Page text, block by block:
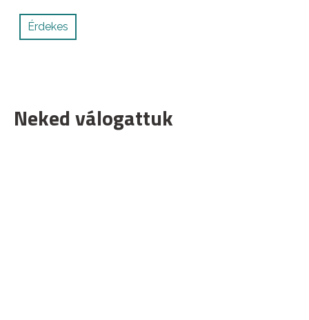
Érdekes
Neked válogattuk